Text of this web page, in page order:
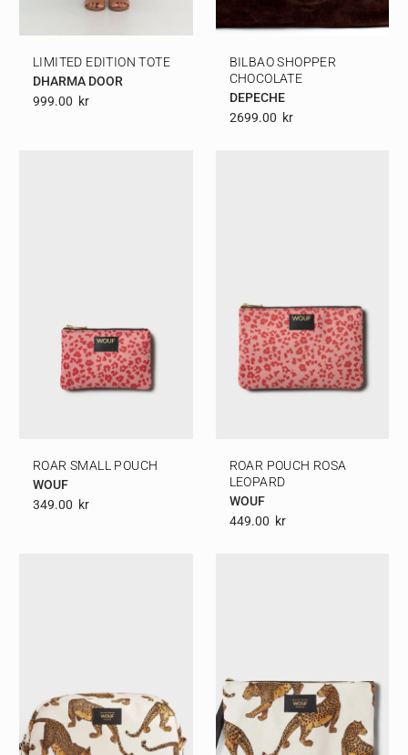
LIMITED EDITION TOTE
DHARMA DOOR
999.00 Kr
BILBAO SHOPPER
CHOCOLATE
DEPECHE
2699.00 Kr
ROAR SMALL POUCH
WOUF
349.00 Kr
ROAR POUCH ROSA
LEOPARD
WOUF
449.00 Kr